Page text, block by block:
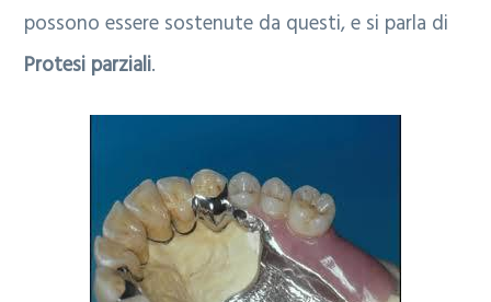
possono essere sostenute da questi, e si parla di
Protesi parziali.